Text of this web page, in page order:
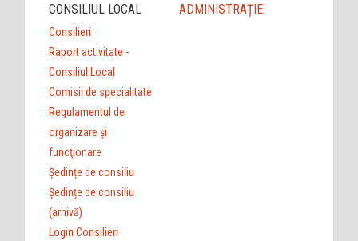
CONSILIUL LOCAL
Consilieri
Raport activitate -
Consiliul Local
Comisii de specialitate
Regulamentul de
organizare şi
funcţionare
Ședințe de consiliu
Ședințe de consiliu
(arhivă)
Login Consilieri
ADMINISTRAȚIE